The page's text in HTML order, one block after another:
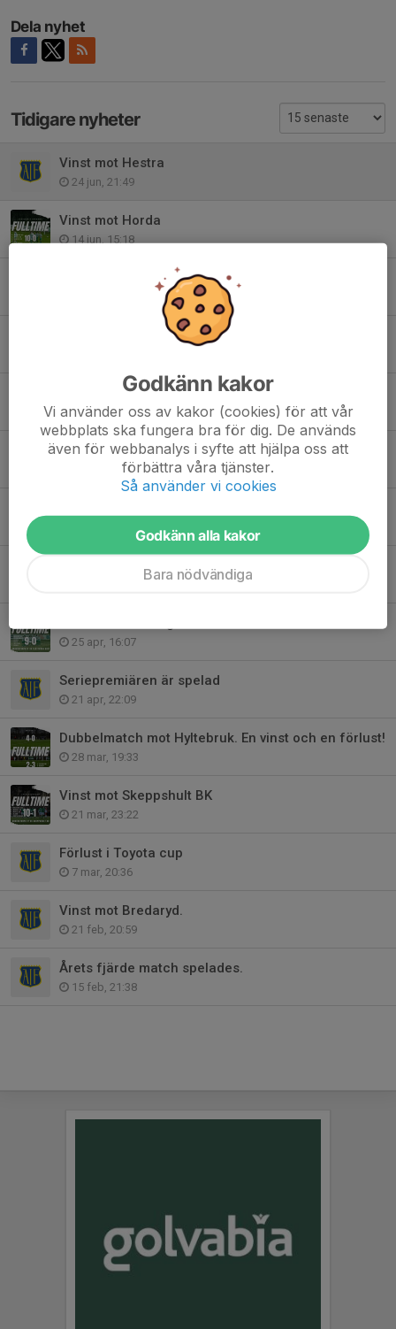
Dela nyhet
Tidigare nyheter
Vinst mot Hestra
24 jun, 21:49
Vinst mot Horda
14 jun, 15:18
Vinst mot Hillerstorp
Vinst mot Forsheda
Vinst mot Moheda
23 maj, 16:02
Vinst mot FK Gislaved PG
19 maj, 22:11
25 apr, 16:07
Seriepremiären är spelad
21 apr, 22:09
Dubbelmatch mot Hyltebruk. En vinst och en förlust!
28 mar, 19:33
Vinst mot Skeppshult BK
21 mar, 23:22
Förlust i Toyota cup
7 mar, 20:36
Vinst mot Bredaryd.
21 feb, 20:59
Årets fjärde match spelades.
15 feb, 21:38
Godkänn kakor
Vi använder oss av kakor (cookies) för att vår
webbplats ska fungera bra för dig. De används
även för webbanalys i syfte att hjälpa oss att
förbättra våra tjänster.
Så använder vi cookies
Godkänn alla kakor
Bara nödvändiga